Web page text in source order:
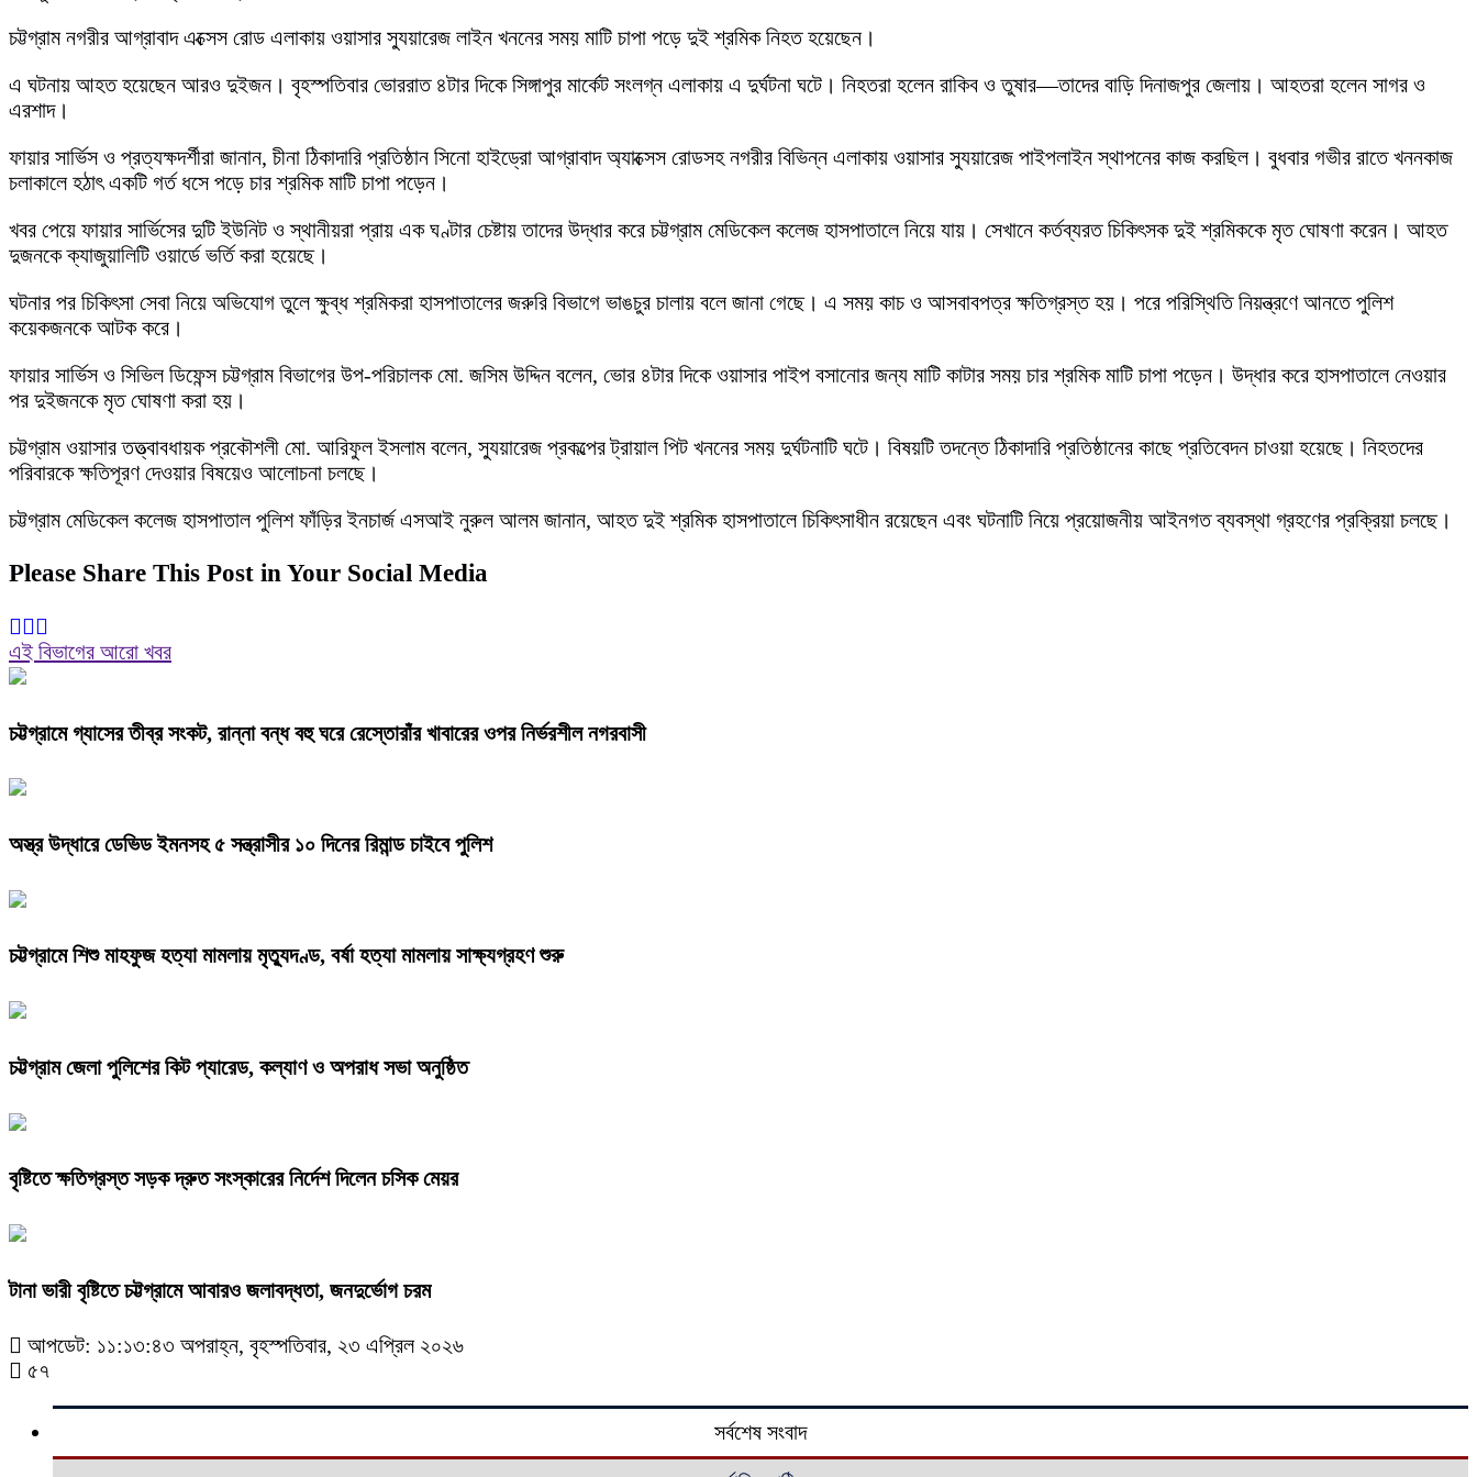
চট্টগ্রাম নগরীর আগ্রাবাদ এক্সেস রোড এলাকায় ওয়াসার স্যুয়ারেজ লাইন খননের সময় মাটি চাপা পড়ে দুই শ্রমিক নিহত হয়েছেন।
এ ঘটনায় আহত হয়েছেন আরও দুইজন। বৃহস্পতিবার ভোররাত ৪টার দিকে সিঙ্গাপুর মার্কেট সংলগ্ন এলাকায় এ দুর্ঘটনা ঘটে। নিহতরা হলেন রাকিব ও তুষার—তাদের বাড়ি দিনাজপুর জেলায়। আহতরা হলেন সাগর ও
এরশাদ।
ফায়ার সার্ভিস ও প্রত্যক্ষদর্শীরা জানান, চীনা ঠিকাদারি প্রতিষ্ঠান সিনো হাইড্রো আগ্রাবাদ অ্যাক্সেস রোডসহ নগরীর বিভিন্ন এলাকায় ওয়াসার স্যুয়ারেজ পাইপলাইন স্থাপনের কাজ করছিল। বুধবার গভীর রাতে খননকাজ
চলাকালে হঠাৎ একটি গর্ত ধসে পড়ে চার শ্রমিক মাটি চাপা পড়েন।
খবর পেয়ে ফায়ার সার্ভিসের দুটি ইউনিট ও স্থানীয়রা প্রায় এক ঘণ্টার চেষ্টায় তাদের উদ্ধার করে চট্টগ্রাম মেডিকেল কলেজ হাসপাতালে নিয়ে যায়। সেখানে কর্তব্যরত চিকিৎসক দুই শ্রমিককে মৃত ঘোষণা করেন। আহত
দুজনকে ক্যাজুয়ালিটি ওয়ার্ডে ভর্তি করা হয়েছে।
ঘটনার পর চিকিৎসা সেবা নিয়ে অভিযোগ তুলে ক্ষুব্ধ শ্রমিকরা হাসপাতালের জরুরি বিভাগে ভাঙচুর চালায় বলে জানা গেছে। এ সময় কাচ ও আসবাবপত্র ক্ষতিগ্রস্ত হয়। পরে পরিস্থিতি নিয়ন্ত্রণে আনতে পুলিশ
কয়েকজনকে আটক করে।
ফায়ার সার্ভিস ও সিভিল ডিফেন্স চট্টগ্রাম বিভাগের উপ-পরিচালক মো. জসিম উদ্দিন বলেন, ভোর ৪টার দিকে ওয়াসার পাইপ বসানোর জন্য মাটি কাটার সময় চার শ্রমিক মাটি চাপা পড়েন। উদ্ধার করে হাসপাতালে নেওয়ার
পর দুইজনকে মৃত ঘোষণা করা হয়।
চট্টগ্রাম ওয়াসার তত্ত্বাবধায়ক প্রকৌশলী মো. আরিফুল ইসলাম বলেন, স্যুয়ারেজ প্রকল্পের ট্রায়াল পিট খননের সময় দুর্ঘটনাটি ঘটে। বিষয়টি তদন্তে ঠিকাদারি প্রতিষ্ঠানের কাছে প্রতিবেদন চাওয়া হয়েছে। নিহতদের
পরিবারকে ক্ষতিপূরণ দেওয়ার বিষয়েও আলোচনা চলছে।
চট্টগ্রাম মেডিকেল কলেজ হাসপাতাল পুলিশ ফাঁড়ির ইনচার্জ এসআই নুরুল আলম জানান, আহত দুই শ্রমিক হাসপাতালে চিকিৎসাধীন রয়েছেন এবং ঘটনাটি নিয়ে প্রয়োজনীয় আইনগত ব্যবস্থা গ্রহণের প্রক্রিয়া চলছে।
Please Share This Post in Your Social Media
এই বিভাগের আরো খবর
চট্টগ্রামে গ্যাসের তীব্র সংকট, রান্না বন্ধ বহু ঘরে রেস্তোরাঁর খাবারের ওপর নির্ভরশীল নগরবাসী
অস্ত্র উদ্ধারে ডেভিড ইমনসহ ৫ সন্ত্রাসীর ১০ দিনের রিমান্ড চাইবে পুলিশ
চট্টগ্রামে শিশু মাহফুজ হত্যা মামলায় মৃত্যুদণ্ড, বর্ষা হত্যা মামলায় সাক্ষ্যগ্রহণ শুরু
চট্টগ্রাম জেলা পুলিশের কিট প্যারেড, কল্যাণ ও অপরাধ সভা অনুষ্ঠিত
বৃষ্টিতে ক্ষতিগ্রস্ত সড়ক দ্রুত সংস্কারের নির্দেশ দিলেন চসিক মেয়র
টানা ভারী বৃষ্টিতে চট্টগ্রামে আবারও জলাবদ্ধতা, জনদুর্ভোগ চরম
আপডেট: ১১:১৩:৪৩ অপরাহ্ন, বৃহস্পতিবার, ২৩ এপ্রিল ২০২৬
৫৭
সর্বশেষ সংবাদ